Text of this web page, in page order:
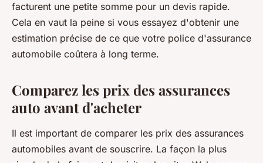
facturent une petite somme pour un devis rapide.
Cela en vaut la peine si vous essayez d'obtenir une
estimation précise de ce que votre police d'assurance
automobile coûtera à long terme.
Comparez les prix des assurances
auto avant d'acheter
Il est important de comparer les prix des assurances
automobiles avant de souscrire. La façon la plus